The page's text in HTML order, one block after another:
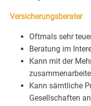
Versicherungsberater
Oftmals sehr
Beratung im
Kann mit der
Kann sämtliche
Gesellschaften